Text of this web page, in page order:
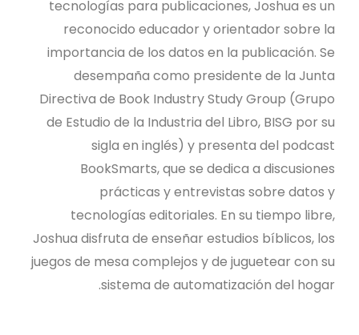
tecnologías para publicaciones, Joshua es un
reconocido educador y orientador sobre la
importancia de los datos en la publicación. Se
desempaña como presidente de la Junta
Directiva de Book Industry Study Group (Grupo
de Estudio de la Industria del Libro, BISG por su
sigla en inglés) y presenta del podcast
BookSmarts, que se dedica a discusiones
prácticas y entrevistas sobre datos y
tecnologías editoriales. En su tiempo libre,
Joshua disfruta de enseñar estudios bíblicos, los
juegos de mesa complejos y de juguetear con su
sistema de automatización del hogar.